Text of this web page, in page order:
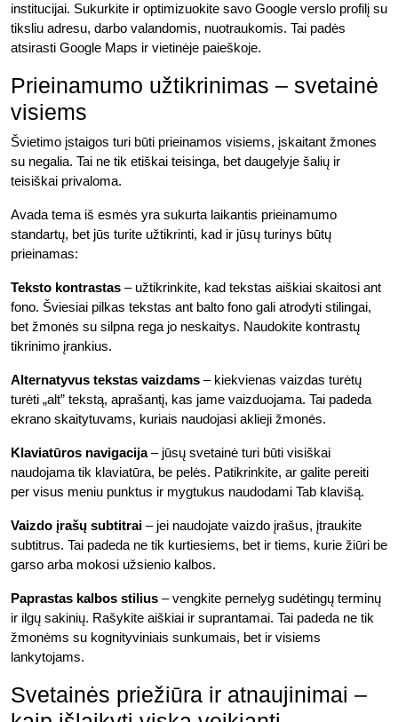
institucijai. Sukurkite ir optimizuokite savo Google verslo profilį su
tiksliu adresu, darbo valandomis, nuotraukomis. Tai padės
atsirasti Google Maps ir vietinėje paieškoje.
Prieinamumo užtikrinimas – svetainė
visiems
Švietimo įstaigos turi būti prieinamos visiems, įskaitant žmones
su negalia. Tai ne tik etiškai teisinga, bet daugelyje šalių ir
teisiškai privaloma.
Avada tema iš esmės yra sukurta laikantis prieinamumo
standartų, bet jūs turite užtikrinti, kad ir jūsų turinys būtų
prieinamas:
Teksto kontrastas – užtikrinkite, kad tekstas aiškiai skaitosi ant
fono. Šviesiai pilkas tekstas ant balto fono gali atrodyti stilingai,
bet žmonės su silpna rega jo neskaitys. Naudokite kontrastų
tikrinimo įrankius.
Alternatyvus tekstas vaizdams – kiekvienas vaizdas turėtų
turėti „alt” tekstą, aprašantį, kas jame vaizduojama. Tai padeda
ekrano skaitytuvams, kuriais naudojasi aklieji žmonės.
Klaviatūros navigacija– jūsų svetainė turi būti visiškai
naudojama tik klaviatūra, be pelės. Patikrinkite, ar galite pereiti
per visus meniu punktus ir mygtukus naudodami Tab klavišą.
Vaizdo įrašų subtitrai – jei naudojate vaizdo įrašus, įtraukite
subtitrus. Tai padeda ne tik kurtiesiems, bet ir tiems, kurie žiūri be
garso arba mokosi užsienio kalbos.
Paprastas kalbos stilius – vengkite pernelyg sudėtingų terminų
ir ilgų sakinių. Rašykite aiškiai ir suprantamai. Tai padeda ne tik
žmonėms su kognityviniais sunkumais, bet ir visiems
lankytojams.
Svetainės priežiūra ir atnaujinimai –